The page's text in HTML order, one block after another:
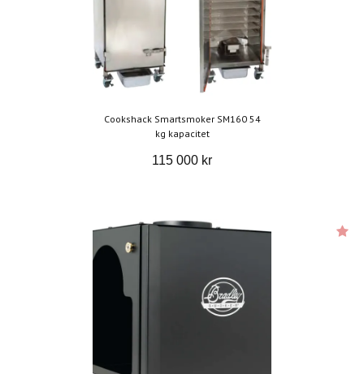
Cookshack Smartsmoker SM160 54
kg kapacitet
115 000 kr